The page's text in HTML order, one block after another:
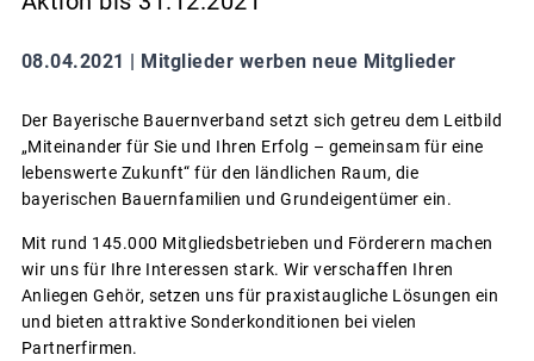
08.04.2021 | Mitglieder werben neue Mitglieder
Der Bayerische Bauernverband setzt sich getreu dem Leitbild
„Miteinander für Sie und Ihren Erfolg – gemeinsam für eine
lebenswerte Zukunft“ für den ländlichen Raum, die
bayerischen Bauernfamilien und Grundeigentümer ein.
Mit rund 145.000 Mitgliedsbetrieben und Förderern machen
wir uns für Ihre Interessen stark. Wir verschaffen Ihren
Anliegen Gehör, setzen uns für praxistaugliche Lösungen ein
und bieten attraktive Sonderkonditionen bei vielen
Partnerfirmen.